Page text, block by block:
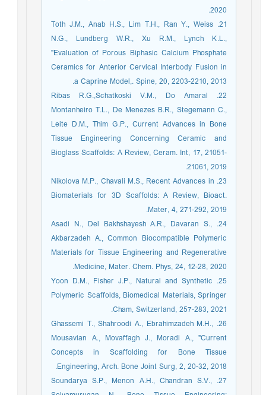
2020.
21. Toth J.M., Anab H.S., Lim T.H., Ran Y., Weiss
N.G., Lundberg W.R., Xu R.M., Lynch K.L.,
"Evaluation of Porous Biphasic Calcium Phosphate
Ceramics for Anterior Cervical Interbody Fusion in
a Caprine Model,. Spine, 20, 2203-2210, 2013.
22. Ribas R.G.,Schatkoski V.M., Do Amaral
Montanheiro T.L., De Menezes B.R., Stegemann C.,
Leite D.M., Thim G.P., Current Advances in Bone
Tissue Engineering Concerning Ceramic and
Bioglass Scaffolds: A Review, Ceram. Int, 17, 21051-
21061, 2019.
23. Nikolova M.P., Chavali M.S., Recent Advances in
Biomaterials for 3D Scaffolds: A Review, Bioact.
Mater, 4, 271-292, 2019.
24. Asadi N., Del Bakhshayesh A.R., Davaran S.,
Akbarzadeh A., Common Biocompatible Polymeric
Materials for Tissue Engineering and Regenerative
Medicine, Mater. Chem. Phys, 24, 12-28, 2020.
25. Yoon D.M., Fisher J.P., Natural and Synthetic
Polymeric Scaffolds, Biomedical Materials, Springer
Cham, Switzerland, 257-283, 2021.
26. Ghassemi T., Shahroodi A., Ebrahimzadeh M.H.,
Mousavian A., Movaffagh J., Moradi A., "Current
Concepts in Scaffolding for Bone Tissue
Engineering, Arch. Bone Joint Surg, 2, 20-32, 2018.
27. Soundarya S.P., Menon A.H., Chandran S.V.,